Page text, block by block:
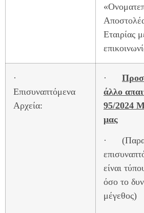
Εταιρίας
·
Επισυναπτόμενα
Αρχεία:
·
άλλο
95/2024
μας
·
είναι
όσο το
μέγεθος)